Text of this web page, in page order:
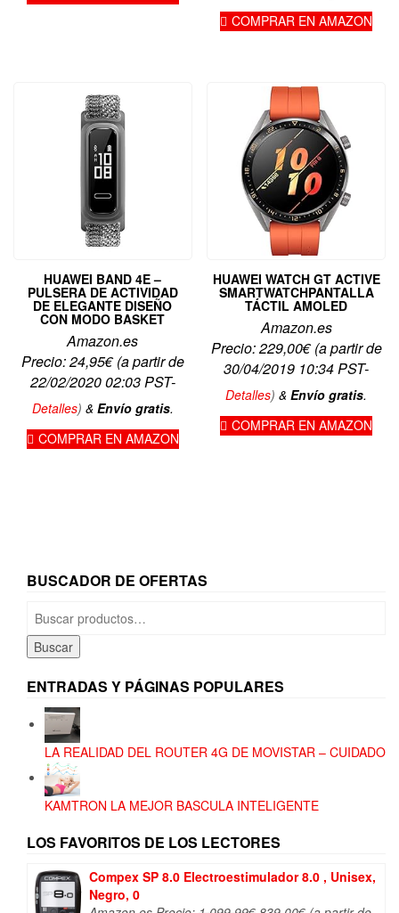
COMPRAR EN AMAZON
HUAWEI BAND 4E –
PULSERA DE ACTIVIDAD
DE ELEGANTE DISEÑO
CON MODO BASKET
Amazon.es
Precio:24,95€(a partir de
22/02/2020 02:03 PST-
Detalles) & Envío gratis.
COMPRAR EN AMAZON
HUAWEI WATCH GT ACTIVE
SMARTWATCHPANTALLA
TÁCTIL AMOLED
Amazon.es
Precio:229,00€(a partir de
30/04/2019 10:34 PST-
Detalles)&Envío gratis.
COMPRAR EN AMAZON
BUSCADOR DE OFERTAS
Buscar
por:
Buscar
ENTRADAS Y PÁGINAS POPULARES
LA REALIDAD DEL ROUTER 4G DE MOVISTAR – CUIDADO
KAMTRON LA MEJOR BASCULA INTELIGENTE
LOS FAVORITOS DE LOS LECTORES
Compex SP 8.0 Electroestimulador 8.0 , Unisex,
Negro, 0